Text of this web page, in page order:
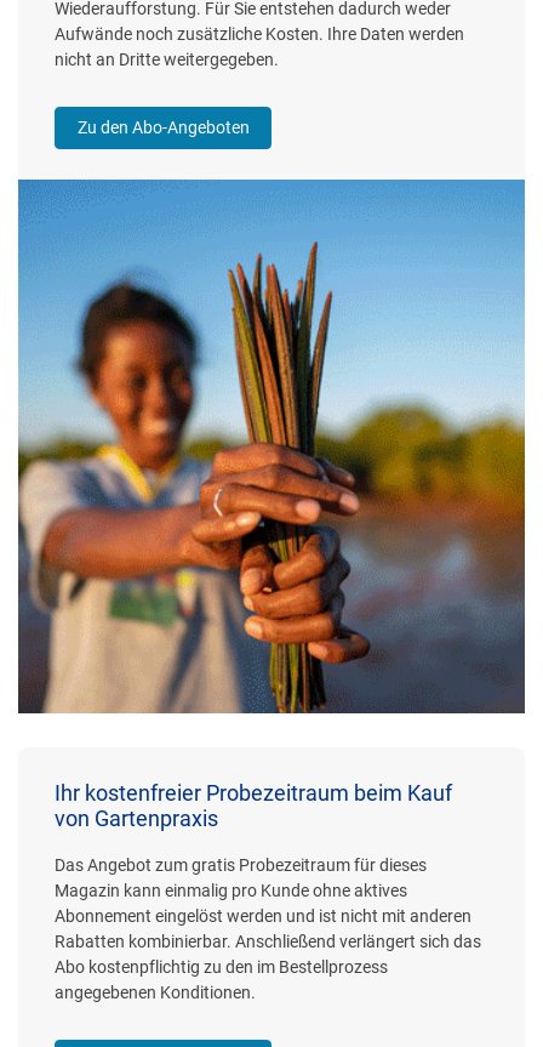
Wiederaufforstung. Für Sie entstehen dadurch weder
Aufwände noch zusätzliche Kosten. Ihre Daten werden
nicht an Dritte weitergegeben.
Zu den Abo-Angeboten
Ihr kostenfreier Probezeitraum beim Kauf
von Gartenpraxis
Das Angebot zum gratis Probezeitraum für dieses
Magazin kann einmalig pro Kunde ohne aktives
Abonnement eingelöst werden und ist nicht mit anderen
Rabatten kombinierbar. Anschließend verlängert sich das
Abo kostenpflichtig zu den im Bestellprozess
angegebenen Konditionen.